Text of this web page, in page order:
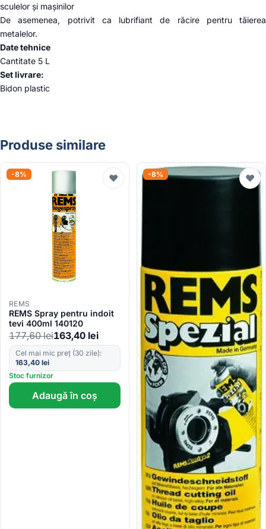
sculelor și mașinilor
De asemenea, potrivit ca lubrifiant de răcire pentru tăierea
metalelor.
Date tehnice
Cantitate 5 L
Set livrare:
Bidon plastic
Produse similare
-8% ♥
REMS
REMS Spray pentru indoit
tevi 400ml 140120
177,60lei163,40 lei
Cel mai mic preț (30 zile):
163,40 lei
Stoc furnizor
Adaugă în coș
-8% ♥